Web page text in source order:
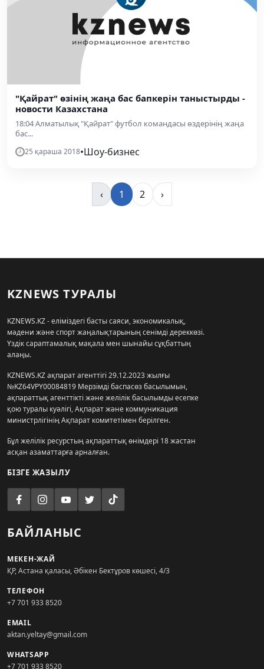
"Қайрат" өзінің жаңа бас бапкерін таныстырды -
новости Казахстана
18:04 Алматылық "Қайрат" футбол командасы өздерінің жаңа
бас...
25 қараша 2018•Шоу-бизнес
‹ 1 2 ›
KZNEWS ТУРАЛЫ
KZNEWS.KZ - еліміздегі басты саяси, экономикалық,
мәдени және спорт жаңалықтарының сенімді дереккөзі.
Үздік сараптамалық мақала мен шынайы сұқбаттың
алаңы.
KZNEWS.KZ ақпарат агенттігі 29.12.2023 жылғы
№KZ64VPY00084819 Мерзімді баспасөз басылымын,
ақпараттық агенттікті және желілік басылымды есепке
қою туралы куәлігі, Ақпарат және коммуникация
министрлігінің Ақпарат комитетімен берілген.
Бұл желілік ресурстың ақпараттық өнімдері 18 жастан
асқан азаматтарға арналған.
БІЗГЕ ЖАЗЫЛУ
БАЙЛАНЫС
МЕКЕН-ЖАЙ
ҚР, Астана қаласы, Әбікен Бектұров көшесі, 4/3
ТЕЛЕФОН
+7 701 933 8520
EMAIL
aktan.yeltay@gmail.com
WHATSAPP
+7 701 933 8520